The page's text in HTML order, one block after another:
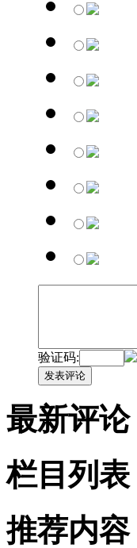
验证码:
发表评论
最新评论
栏目列表
推荐内容